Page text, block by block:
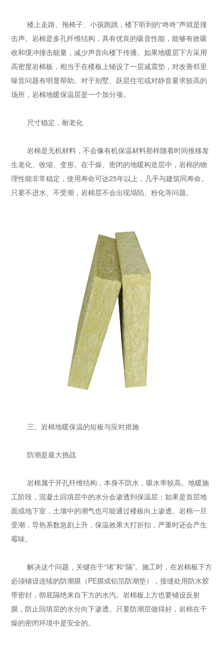
楼上走路、拖椅子、小孩跑跳，楼下听到的“咚咚”声就是撞
击声。岩棉是多孔纤维结构，具有优良的吸音性能，能够有效吸
收和缓冲撞击能量，减少声音向楼下传播。如果地暖层下方采用
高密度岩棉板 ，相当于在楼板上铺设了一层减震垫，对改善邻里
噪音问题有明显帮助。对于别墅、跃层住宅或对静音要求较高的
场所，岩棉地暖保温层是一个加分项。
尺寸稳定，耐老化
岩棉是无机材料，不会像有机保温材料那样随着时间推移发
生老化、收缩、变形。在干燥、密闭的地暖构造层中，岩棉的物
理性能非常稳定，使用寿命可达25年以上，几乎与建筑同寿命。
只要不进水、不受潮，岩棉层不会出现塌陷、粉化等问题。
三、岩棉地暖保温的短板与应对措施
防潮是最大挑战
岩棉属于开孔纤维结构，本身不防水，吸水率较高。地暖施
工阶段，混凝土回填层中的水分会渗透到保温层；如果是首层地
面或地下室，土壤中的潮气也可能通过楼板向上渗透。岩棉一旦
受潮，导热系数急剧上升，保温效果大打折扣，严重时还会产生
霉味。
解决这个问题，关键在于“堵”和“隔”。施工时，在岩棉板下方
必须铺设连续的防潮膜（PE膜或铝箔防潮垫），接缝处用防水胶
带密封，彻底隔绝来自下方的水汽。岩棉板上方也要铺设反射
膜，防止回填层的水分向下渗透。只要防潮层做得好，岩棉在干
燥的密闭环境中是安全的。